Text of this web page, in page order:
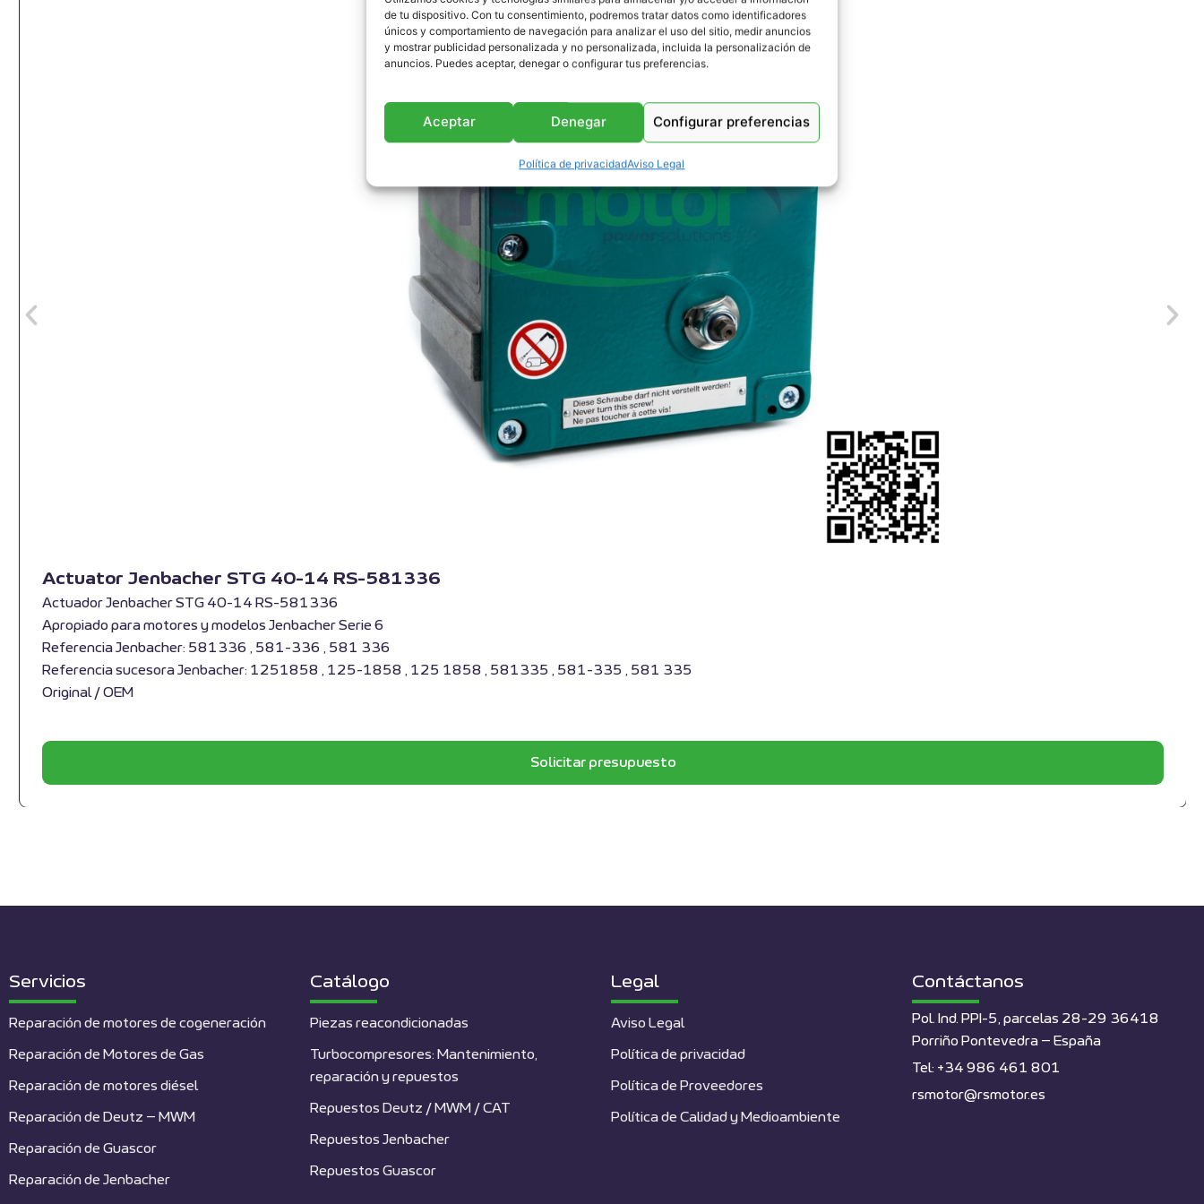
de tu dispositivo. Con tu consentimiento, podremos tratar datos como identificadores
únicos y comportamiento de navegación para analizar el uso del sitio, medir anuncios
y mostrar publicidad personalizada y no personalizada, incluida la personalización de
anuncios. Puedes aceptar, denegar o configurar tus preferencias.
Aceptar Denegar Configurar preferencias
Política de privacidadAviso Legal
Actuator Jenbacher STG 40-14 RS-581336
Actuador Jenbacher STG 40-14 RS-581336
Apropiado para motores y modelos Jenbacher Serie 6
Referencia Jenbacher: 581336 , 581-336 , 581 336
Referencia sucesora Jenbacher: 1251858 , 125-1858 , 125 1858 , 581335 , 581-335 , 581 335
Original / OEM
Solicitar presupuesto
Servicios
Reparación de motores de cogeneración
Reparación de Motores de Gas
Reparación de motores diésel
Reparación de Deutz – MWM
Reparación de Guascor
Reparación de Jenbacher
Catálogo
Piezas reacondicionadas
Turbocompresores: Mantenimiento,
reparación y repuestos
Repuestos Deutz / MWM / CAT
Repuestos Jenbacher
Repuestos Guascor
Legal
Aviso Legal
Política de privacidad
Política de Proveedores
Política de Calidad y Medioambiente
Contáctanos
Pol. Ind. PPI-5, parcelas 28-29 36418
Porriño Pontevedra – España
Tel: +34 986 461 801
rsmotor@rsmotor.es